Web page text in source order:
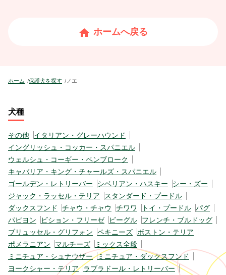
ホームへ戻る
ホーム 保護犬を探す ノエ
犬種
その他
イタリアン・グレーハウンド
イングリッシュ・コッカー・スパニエル
ウェルシュ・コーギー・ペンブローク
キャバリア・キング・チャールズ・スパニエル
ゴールデン・レトリーバー
シベリアン・ハスキー
シー・ズー
ジャック・ラッセル・テリア
スタンダード・プードル
ダックスフンド
チャウ・チャウ チワワ トイ・プードル パグ
パピヨン
ビション・フリーゼ ビーグル
フレンチ・ブルドッグ
ブリュッセル・グリフォン
ペキニーズ
ボストン・テリア
ポメラニアン
マルチーズ
ミックス全般
ミニチュア・シュナウザー ミニチュア・ダックスフンド
ヨークシャー・テリア ラブラドール・レトリーバー